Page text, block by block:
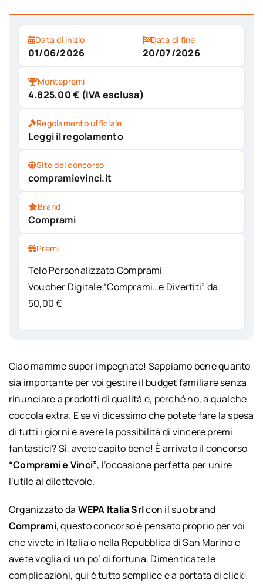
Data di inizio
01/06/2026
Data di fine
20/07/2026
Montepremi
4.825,00 € (IVA esclusa)
Regolamento ufficiale
Leggi il regolamento
Sito del concorso
compramievinci.it
Brand
Comprami
Premi
Telo Personalizzato Comprami
Voucher Digitale “Comprami…e Divertiti” da
50,00 €
Ciao mamme super impegnate! Sappiamo bene quanto
sia importante per voi gestire il budget familiare senza
rinunciare a prodotti di qualità e, perché no, a qualche
coccola extra. E se vi dicessimo che potete fare la spesa
di tutti i giorni e avere la possibilità di vincere premi
fantastici? Sì, avete capito bene! È arrivato il concorso
“Comprami e Vinci”, l’occasione perfetta per unire
l’utile al dilettevole.
Organizzato da WEPA Italia Srlcon il suo brand
Comprami, questo concorso è pensato proprio per voi
che vivete in Italia o nella Repubblica di San Marino e
avete voglia di un po’ di fortuna. Dimenticate le
complicazioni, qui è tutto semplice e a portata di click!